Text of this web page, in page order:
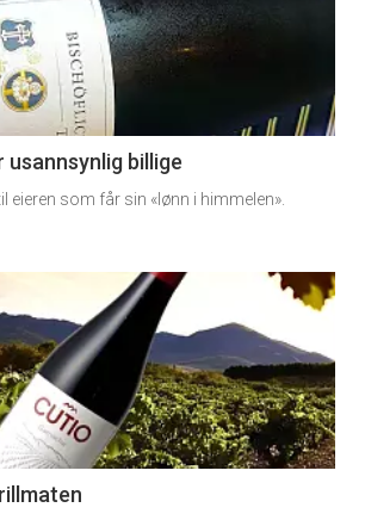
usannsynlig billige
eieren som får sin «lønn i himmelen».